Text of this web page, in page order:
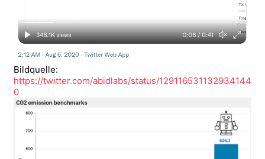
Bildquelle:
https://twitter.com/abidlabs/status/129116531132934144
0